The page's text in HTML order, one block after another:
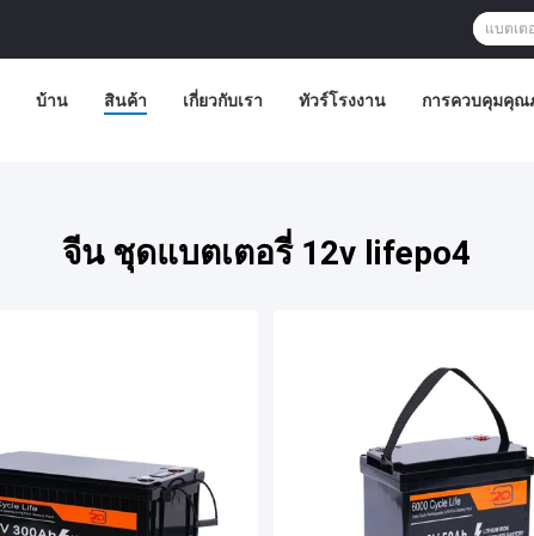
บ้าน สินค้า เกี่ยวกับเรา ทัวร์โรงงาน การควบคุมคุณ
จีน ชุดแบตเตอรี่ 12v lifepo4